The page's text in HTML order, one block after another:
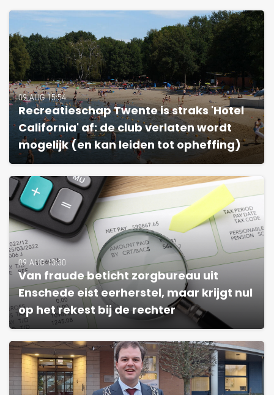
09 AUG 15:54
Recreatieschap Twente is straks 'Hotel
California' af: de club verlaten wordt
mogelijk (en kan leiden tot opheffing)
09 AUG 13:30
Van fraude beticht zorgbureau uit
Enschede eist eerherstel, maar krijgt nul
op het rekest bij de rechter